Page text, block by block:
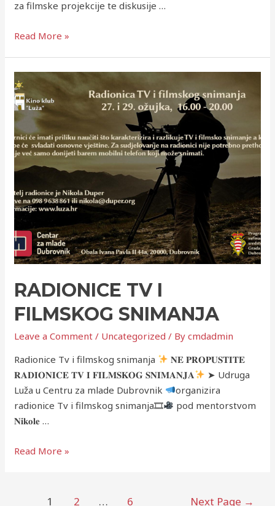
za filmske projekcije te diskusije …
Read More »
RADIONICE TV I
FILMSKOG SNIMANJA
Leave a Comment / Uncategorized / Bycmdadmin
Radionice Tv i filmskog snimanja
𝐍𝐄 𝐏𝐑𝐎𝐏𝐔𝐒𝐓𝐈𝐓𝐄
𝐑𝐀𝐃𝐈𝐎𝐍𝐈𝐂𝐄 𝐓𝐕 𝐈 𝐅𝐈𝐋𝐌𝐒𝐊𝐎𝐆 𝐒𝐍𝐈𝐌𝐀𝐍𝐉𝐀
➤ Udruga
Luža u Centru za mlade Dubrovnik
organizira
radionice Tv i filmskog snimanja🎞
pod mentorstvom
𝐍𝐢𝐤𝐨𝐥𝐞 …
Read More »
1 2 … 6 Next Page →